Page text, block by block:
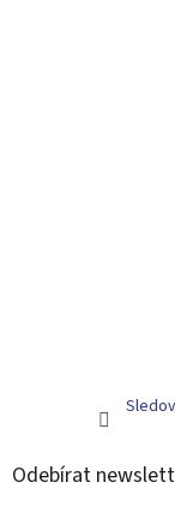
Odebírat